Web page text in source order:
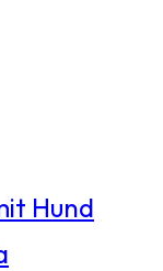
Hund